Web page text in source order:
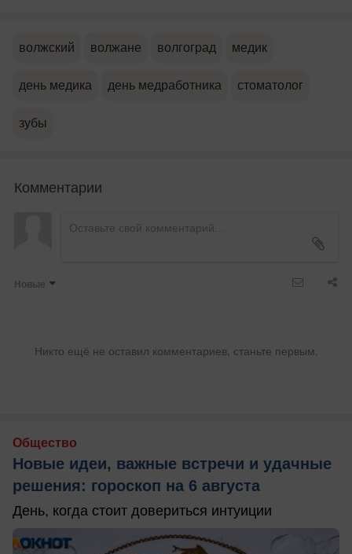
волжский волжане волгоград медик
день медика день медработника стоматолог
зубы
Комментарии
Новые
Никто ещё не оставил комментариев, станьте первым.
Общество
Новые идеи, важные встречи и удачные
решения: гороскоп на 6 августа
День, когда стоит довериться интуиции